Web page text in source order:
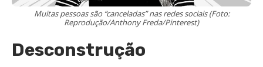
Muitas pessoas são “canceladas” nas redes sociais (Foto:
Reprodução/Anthony Freda/Pinterest)
Desconstrução